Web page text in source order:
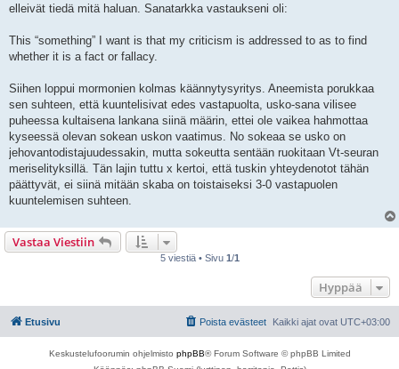
elleivät tiedä mitä haluan. Sanatarkka vastaukseni oli:
This “something” I want is that my criticism is addressed to as to find
whether it is a fact or fallacy.
Siihen loppui mormonien kolmas käännytysyritys. Aneemista porukkaa
sen suhteen, että kuuntelisivat edes vastapuolta, usko-sana vilisee
puheessa kultaisena lankana siinä määrin, ettei ole vaikea hahmottaa
kyseessä olevan sokean uskon vaatimus. No sokeaa se usko on
jehovantodistajuudessakin, mutta sokeutta sentään ruokitaan Vt-seuran
meriselityksillä. Tän lajin tuttu x kertoi, että tuskin yhteydenotot tähän
päättyvät, ei siinä mitään skaba on toistaiseksi 3-0 vastapuolen
kuuntelemisen suhteen.
Vastaa Viestiin
5 viestiä • Sivu 1/1
Hyppää
Etusivu Kaikki ajat ovat UTC+03:00
Poista evästeet
Keskustelufoorumin ohjelmisto phpBB® Forum Software © phpBB Limited